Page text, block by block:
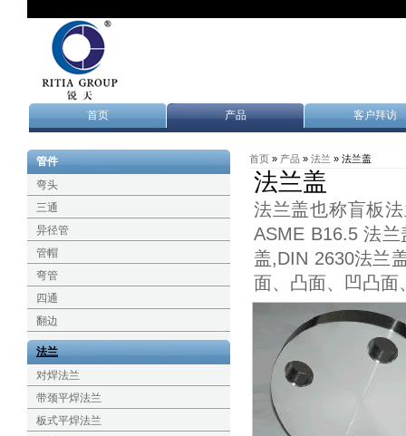
首页 产品 客户拜访
管件
弯头
三通
异径管
管帽
弯管
四通
翻边
法兰
对焊法兰
带颈平焊法兰
板式平焊法兰
首页 » 产品 » 法兰 » 法兰盖
法兰盖
法兰盖也称盲板
ASME B16.5 法
盖,DIN 2630法兰
面、凸面、凹凸面